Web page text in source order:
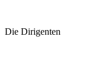
Die Dirigenten